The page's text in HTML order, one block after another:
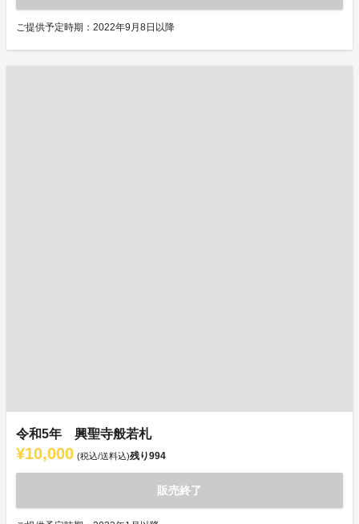
ご提供予定時期：2022年9月8日以降
令和5年 興聖寺般若札
¥10,000 (税込/送料込)残り994
販売終了